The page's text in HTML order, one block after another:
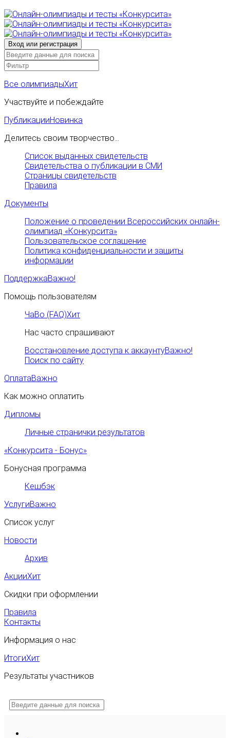
Все олимпиадыХит
Участвуйте и побеждайте
ПубликацииНовинка
Делитесь своим творчество...
Список выданных свидетельств
Свидетельства о публикации в СМИ
Страницы свидетельств
Правила
Документы
Положение о проведении Всероссийских онлайн-
олимпиад «Конкурсита»
Пользовательское соглашение
Политика конфиденциальности и защиты
информации
ПоддержкаВажно!
Помощь пользователям
ЧаВо (FAQ)Хит
Нас часто спрашивают
Восстановление доступа к аккаунтуВажно!
Поиск по сайту
ОплатаВажно
Как можно оплатить
Дипломы
Личные странички результатов
«Конкурсита - Бонус»
Бонусная программа
Кешбэк
УслугиВажно
Список услуг
Новости
Архив
АкцииХит
Скидки при оформлении
Правила
Контакты
Информация о нас
ИтогиХит
Результаты участников